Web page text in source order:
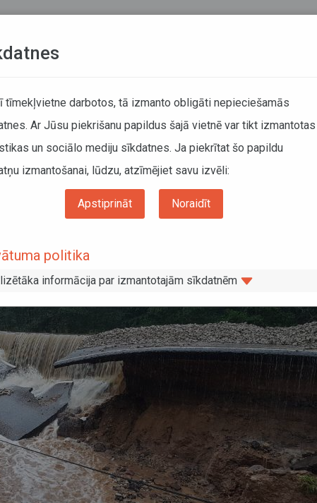
ceļu dēļ izmaiņas sabiedriskā transporta kustībā Latgalē; atsevišķi reisi
ceļu dēļ izmaiņas
izpildīti
tīmekļvietne darbotos, tā izmanto obligāti nepieciešamās
Ar Jūsu piekrišanu papildus šajā vietnē var tikt izmantotas
un sociālo mediju sīkdatnes. Ja piekrītat šo papildu
izmantošanai, lūdzu, atzīmējiet savu izvēli:
Apstiprināt Noraidīt
politika
informācija par izmantotajām sīkdatnēm